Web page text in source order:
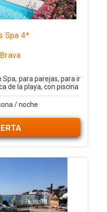
Spa 4*
Spa, para parejas, para ir
de la playa, con piscina
/ noche